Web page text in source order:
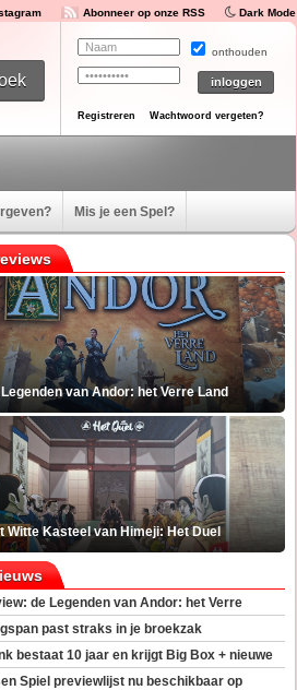
Abonneer op onze RSS Dark Mode
onthouden
Registreren Wachtwoord vergeten?
Mis je een Spel?
van Andor: het Verre Land
Witte Kasteel van Himeji: Het Duel
de Legenden van Andor: het Verre
past straks in je broekzak
bestaat 10 jaar en krijgt Big Box + nieuwe
Spiel previewlijst nu beschikbaar op